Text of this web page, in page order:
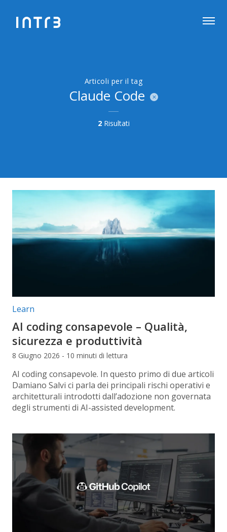
Articoli per il tag
Claude Code
2Risultati
Categorie articolo:
Learn
AI coding consapevole – Qualità,
sicurezza e produttività
8 Giugno 2026 - 10 minuti di lettura
AI coding consapevole. In questo primo di due articoli
Damiano Salvi ci parla dei principali rischi operativi e
architetturali introdotti dall’adozione non governata
degli strumenti di AI-assisted development.